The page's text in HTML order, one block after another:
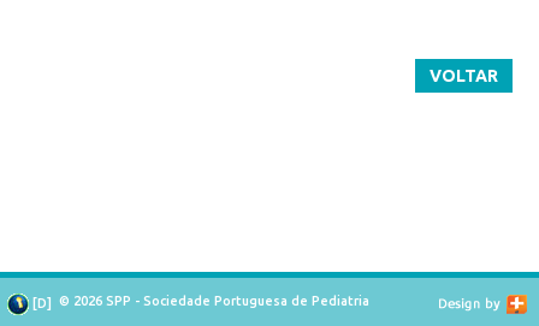
VOLTAR
[D] © 2026 SPP - Sociedade Portuguesa de Pediatria